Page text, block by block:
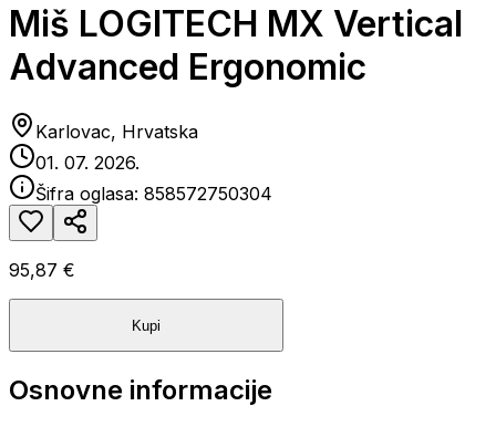
Miš LOGITECH MX Vertical
Advanced Ergonomic
Karlovac, Hrvatska
01. 07. 2026.
Šifra oglasa: 858572750304
95,87 €
Kupi
Osnovne informacije